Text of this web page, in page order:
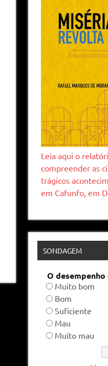
Leia aqui o
compreender as
trágicos
em Cafunfo, em
SONDAGEM
O
Muito bom
Bom
Suficiente
Mau
Muito mau